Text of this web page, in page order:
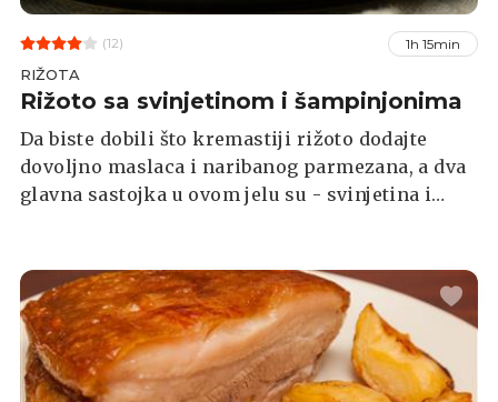
(12) 1h 15min
RIŽOTA
Rižoto sa svinjetinom i šampinjonima
Da biste dobili što kremastiji rižoto dodajte
dovoljno maslaca i naribanog parmezana, a dva
glavna sastojka u ovom jelu su - svinjetina i